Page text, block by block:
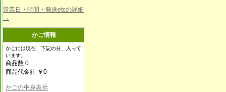
営業日・時間・発送etcの詳細
→
かご情報
かごには現在、下記の分、入って
います。
商品数 0
商品代金計 ￥0
かごの中身表示